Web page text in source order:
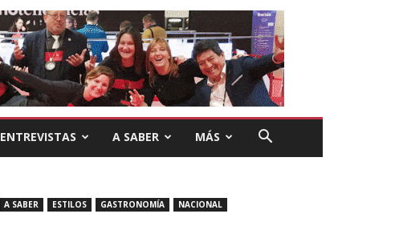
ENTREVISTAS A SABER MÁS
A SABER ESTILOS GASTRONOMÍA
NACIONAL